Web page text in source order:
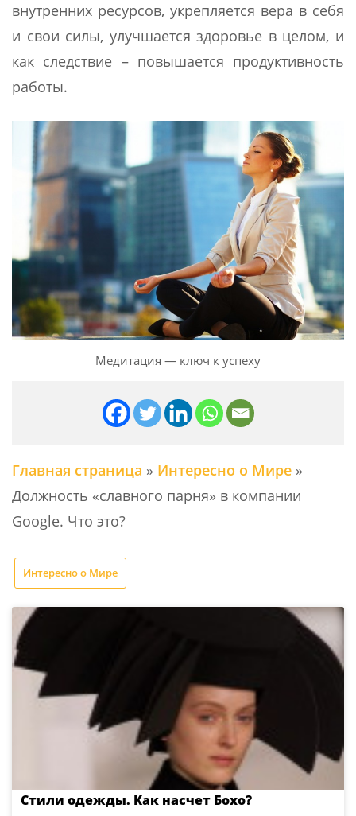
внутренних ресурсов, укрепляется вера в себя
и свои силы, улучшается здоровье в целом, и
как следствие – повышается продуктивность
работы.
Медитация — ключ к успеху
Главная страница » Интересно о Мире »
Должность «славного парня» в компании
Google. Что это?
Интересно о Мире
Стили одежды. Как насчет Бохо?